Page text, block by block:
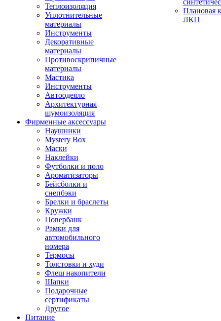
Теплоизоляция
Уплотнительные
материалы
Инструменты
Декоративные
материалы
Противоскрипичные
материалы
Мастика
Инструменты
Автоодеяло
Архитектурная
шумоизоляция
Фирменные аксессуары
Наушники
Mystery Box
Маски
Наклейки
Футболки и поло
Ароматизаторы
Бейсболки и
снепбэки
Брелки и браслеты
Кружки
Повербанк
Рамки для
автомобильного
номера
Термосы
Толстовки и худи
Флеш накопители
Шапки
Подарочные
сертификаты
Другое
Питание
Плановая
ЛКП